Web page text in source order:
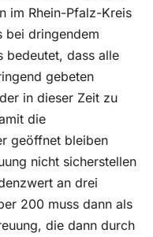
im Rhein-Pfalz-Kreis
bei dringendem
bedeutet, dass alle
gebeten
in dieser Zeit zu
die
geöffnet bleiben
nicht sicherstellen
an drei
200 muss dann als
die dann durch